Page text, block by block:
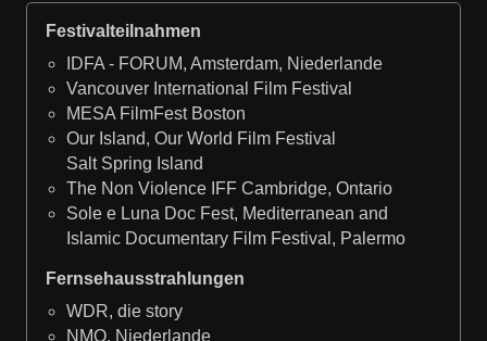
Festivalteilnahmen
IDFA - FORUM, Amsterdam, Niederlande
Vancouver International Film Festival
MESA FilmFest Boston
Our Island, Our World Film Festival
Salt Spring Island
The Non Violence IFF Cambridge, Ontario
Sole e Luna Doc Fest, Mediterranean and
Islamic Documentary Film Festival, Palermo
Fernsehausstrahlungen
WDR, die story
NMO, Niederlande